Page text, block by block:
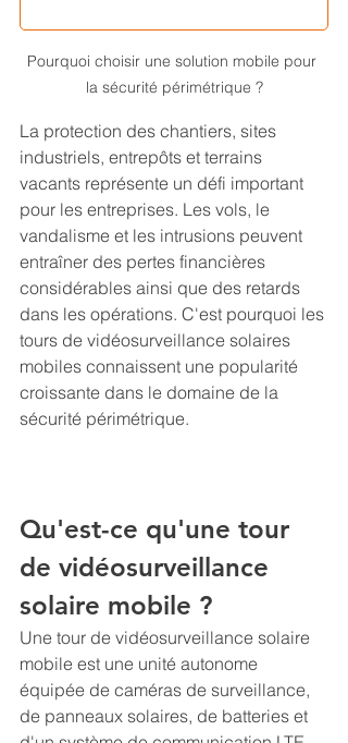
Pourquoi choisir une solution mobile pour
la sécurité périmétrique ?
La protection des chantiers, sites
industriels, entrepôts et terrains
vacants représente un défi important
pour les entreprises. Les vols, le
vandalisme et les intrusions peuvent
entraîner des pertes financières
considérables ainsi que des retards
dans les opérations. C'est pourquoi les
tours de vidéosurveillance solaires
mobiles connaissent une popularité
croissante dans le domaine de la
sécurité périmétrique.
Qu'est-ce qu'une tour
de vidéosurveillance
solaire mobile ?
Une tour de vidéosurveillance solaire
mobile est une unité autonome
équipée de caméras de surveillance,
de panneaux solaires, de batteries et